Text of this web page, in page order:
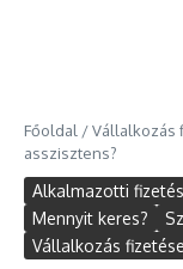
Főoldal /Vállalkozás
asszisztens?
Alkalmazotti
Mennyit keres?
Vállalkozás